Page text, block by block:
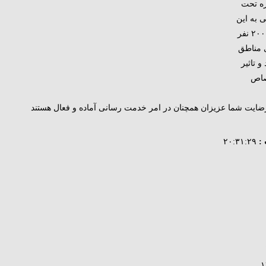
تحت
به این
منطقه را نیز آغازنمود و اکنون با بیش از ۲۰۰۰ نفر
مناطق
شما عزیزان همچنان در امر خدمت رسانی آماده و فعال هستند
: ۲۰:۳۱:۲۹